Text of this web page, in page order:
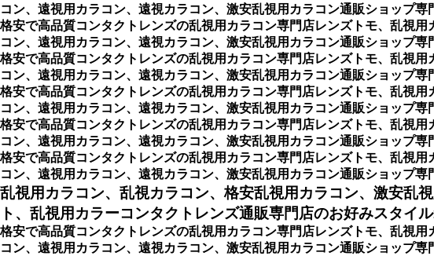
コン、遠視用カラコン、遠視カラコン、激安乱視用カラコン通販ショップ
格安で高品質コンタクトレンズの乱視用カラコン専門店レンズトモ、乱視
コン、遠視用カラコン、遠視カラコン、激安乱視用カラコン通販ショップ
格安で高品質コンタクトレンズの乱視用カラコン専門店レンズトモ、乱視
コン、遠視用カラコン、遠視カラコン、激安乱視用カラコン通販ショップ
格安で高品質コンタクトレンズの乱視用カラコン専門店レンズトモ、乱視
コン、遠視用カラコン、遠視カラコン、激安乱視用カラコン通販ショップ
格安で高品質コンタクトレンズの乱視用カラコン専門店レンズトモ、乱視
コン、遠視用カラコン、遠視カラコン、激安乱視用カラコン通販ショップ専
格安で高品質コンタクトレンズの乱視用カラコン専門店レンズトモ、乱視
コン、遠視用カラコン、遠視カラコン、激安乱視用カラコン通販ショップ専
乱視用カラコン、乱視カラコン、格安乱視用カラコン、激安乱
ト、乱視用カラーコンタクトレンズ通販専門店のお好みスタイ
格安で高品質コンタクトレンズの乱視用カラコン専門店レンズトモ、乱視
コン、遠視用カラコン、遠視カラコン、激安乱視用カラコン通販ショップ専